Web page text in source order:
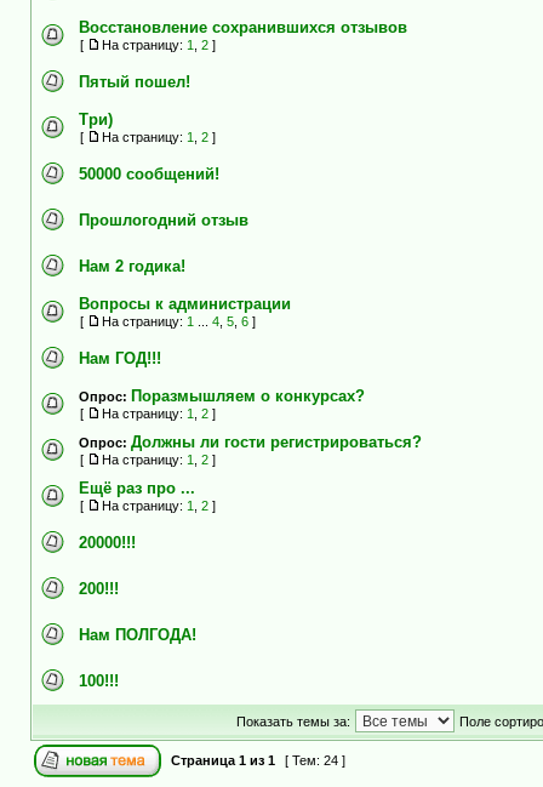
Восстановление сохранившихся отзывов
[ На страницу: 1 2 ]
Пятый пошел!
Три)
[ На страницу: 1 2 ]
50000 сообщений!
Прошлогодний отзыв
Нам 2 годика!
Вопросы к администрации
[ На страницу: 1 4 5 6 ]
Нам ГОД!!!
Опрос: Поразмышляем о конкурсах?
[ На страницу: 1 2 ]
Опрос: Должны ли гости регистрироваться?
[ На страницу: 1 2 ]
Ещё раз про ...
[ На страницу: 1 2 ]
20000!!!
200!!!
Нам ПОЛГОДА!
100!!!
Показать темы за: Поле
Страница 1 из 1 [ Тем: 24 ]